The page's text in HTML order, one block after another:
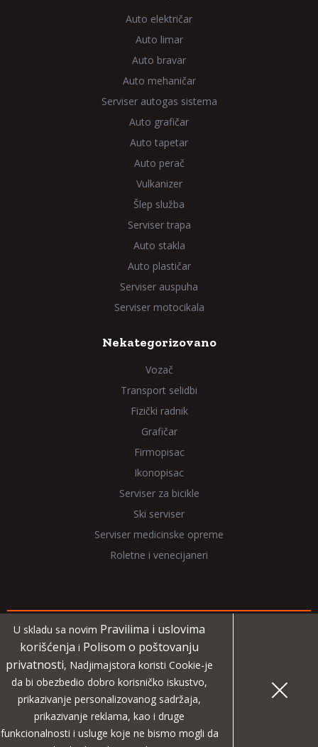
Auto električar
Auto limar
Auto bravar
Auto mehaničar
Serviser autogas sistema
Auto grafičar
Auto tapetar
Auto perač
Vulkanizer
Šlep služba
Serviser trapa
Auto stakla
Auto plastičar
Serviser auspuha
Serviser motocikala
Nekategorizovano
Vozač
Transport selidbi
Fizički radnik
Grafičar
Firmopisac
Ikonopisac
Serviser za bicikle
Ski serviser
Serviser medicinske opreme
Roletne i venecijaneri
Copyright 2026 NadjiMajstora.rs
Informacije i grafički elementi su vlasništvo veb sajta
NadjiMajstora
Projekat digitalne agencije
Pravila i uslovi korišćenja|Polisa o poštovanju privatnosti
U skladu sa novim Pravilima i uslovima
korišćenja i Polisom o poštovanju
privatnosti, Nadjimajstora koristi Cookie-je
da bi obezbedio dobro korisničko iskustvo,
prikazivanje personalizovanog sadržaja,
prikazivanje reklama, kao i druge
funkcionalnosti i usluge koje ne bismo mogli da